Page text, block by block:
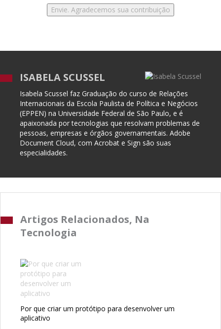
ISABELA SCUSSEL
Isabela Scussel faz Graduação do curso de Relações
Internacionais da Escola Paulista de Política e Negócios
(EPPEN) na Universidade Federal de São Paulo, e é
apaixonada por tecnologias que resolvam problemas de
pessoas, empresas e órgãos governamentais. Adobe
Document Cloud, com Acrobat e Sign são suas
especialidades.
Artigos Relacionados, Na
Tecnologia
Por que criar um protótipo para desenvolver um
aplicativo